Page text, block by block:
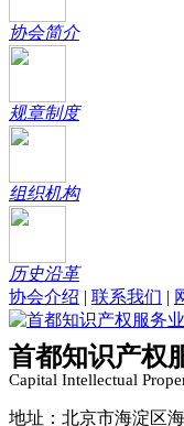
协会简介
规章制度
组织机构
历史沿革
协会介绍 | 联系我们 |
首都知识产权
Capital Intellectual
地址：北京市海淀区